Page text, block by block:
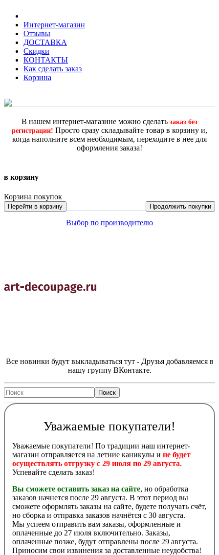
Интернет-магазин
Отзывы
ДОСТАВКА
Скидки
КОНТАКТЫ
Как сделать заказ
Корзина
В нашем интернет-магазине можно сделать заказ без
регистрации! Просто сразу складывайте товар в корзину и,
когда наполните всем необходимым, переходите в нее для
оформления заказа!
в корзину
Корзина покупок
Перейти в корзину Продолжить покупки
Выбор по производителю
Все новинки будут выкладываться тут - Друзья добавляемся в
нашу группу ВКонтакте.
Уважаемые покупатели!
Уважаемые покупатели! По традиции наш интернет-
магазин отправляется на летние каникулы и не будет
осуществлять отгрузку с 29 июля по 29 августа.
Успевайте сделать заказ!
Вы сможете оставить заказ на сайте, но обработка
заказов начнется после 29 августа. В этот период вы
сможете оформлять заказы на сайте, будете получать счёт,
но сборка и отправка заказов начнётся с 30 августа.
Мы успеем отправить вам заказы, оформленные и
оплаченные до 27 июля включительно. Заказы,
оплаченные позже, будут отправлены после 29 августа.
Приносим свои извинения за доставленные неудобства!